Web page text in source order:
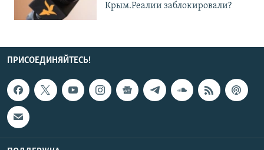
Крым.Реалии заблокировали?
ПРИСОЕДИНЯЙТЕСЬ!